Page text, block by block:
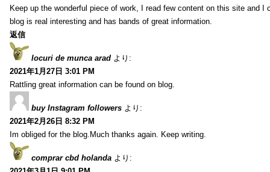
Keep up the wonderful piece of work, I read few content on this site and I
blog is real interesting and has bands of great information.
返信
locuri de munca arad より:
2021年1月27日 3:01 PM
Rattling great information can be found on blog.
buy Instagram followers より:
2021年2月26日 8:32 PM
Im obliged for the blog.Much thanks again. Keep writing.
comprar cbd holanda より: